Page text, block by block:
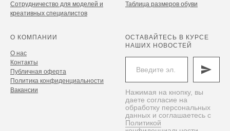
Сотрудничество для моделей и
креативных специалистов
Таблица размеров обуви
О КОМПАНИИ
О нас
Контакты
Публичная оферта
Политика конфиденциальности
Вакансии
ОСТАВАЙТЕСЬ В КУРСЕ
НАШИХ НОВОСТЕЙ
Нажимая на кнопку, вы
даете согласие на
обработку персональных
данных и соглашаетесь c
Политикой